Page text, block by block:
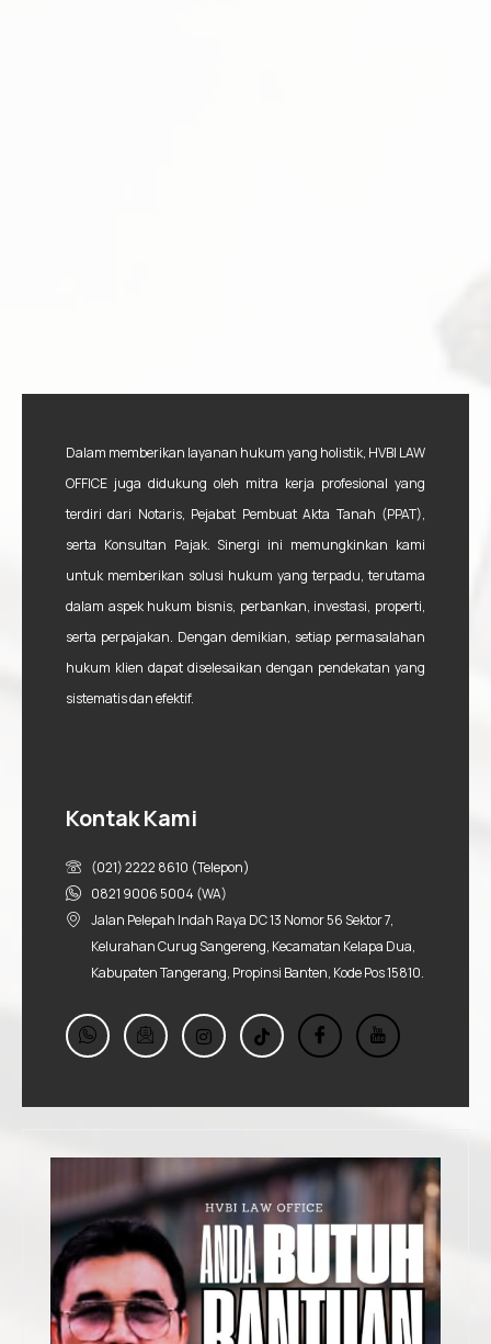
Dalam memberikan layanan hukum yang holistik, HVBI LAW
OFFICE juga didukung oleh mitra kerja profesional yang
terdiri dari Notaris, Pejabat Pembuat Akta Tanah (PPAT),
serta Konsultan Pajak. Sinergi ini memungkinkan kami
untuk memberikan solusi hukum yang terpadu, terutama
dalam aspek hukum bisnis, perbankan, investasi, properti,
serta perpajakan. Dengan demikian, setiap permasalahan
hukum klien dapat diselesaikan dengan pendekatan yang
sistematis dan efektif.
Kontak Kami
(021) 2222 8610 (Telepon)
0821 9006 5004 (WA)
Jalan Pelepah Indah Raya DC 13 Nomor 56 Sektor 7,
Kelurahan Curug Sangereng, Kecamatan Kelapa Dua,
Kabupaten Tangerang, Propinsi Banten, Kode Pos 15810.